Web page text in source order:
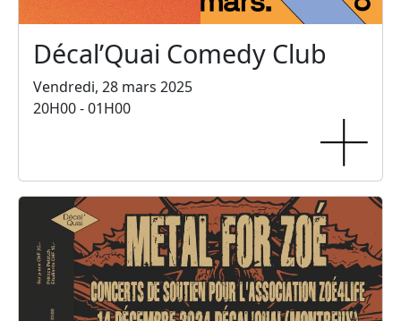
Décal’Quai Comedy Club
Vendredi, 28 mars 2025
20H00 - 01H00